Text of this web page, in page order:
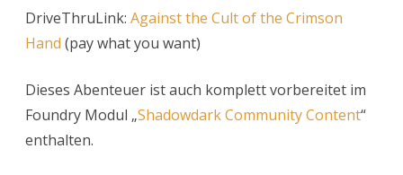
DriveThruLink: Against the Cult of the Crimson
Hand (pay what you want)
Dieses Abenteuer ist auch komplett vorbereitet im
Foundry Modul „Shadowdark Community Content“
enthalten.